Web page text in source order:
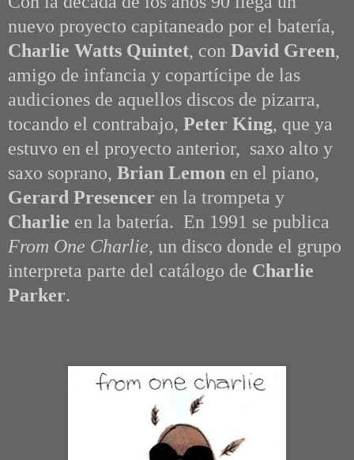
nuevo proyecto capitaneado por el batería,
Charlie Watts Quintet, con David Green,
amigo de infancia y copartícipe de las
audiciones de aquellos discos de pizarra,
tocando el contrabajo, Peter King, que ya
estuvo en el proyecto anterior, saxo alto y
saxo soprano, Brian Lemon en el piano,
Gerard Presencer en la trompeta y
Charlie en la batería. En 1991 se publica
From One Charlie, un disco donde el grupo
interpreta parte del catálogo de Charlie
Parker.